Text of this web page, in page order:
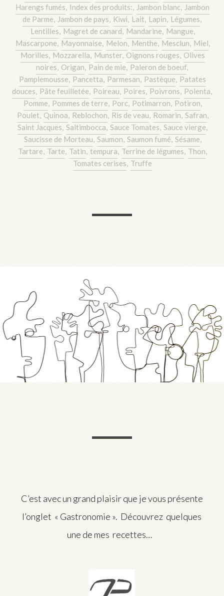
Harengs fumés, Index des produits:, Jambon blanc, Jambon
de Parme, Jambon de pays, Kiwi, Lait, Lapin, Légumes,
Lentilles, Magret de canard, Mandarine, Mangue,
Mascarpone, Mayonnaise, Melon, Menthe, Mesclun, Miel,
Morilles, Mozzarella, Munster, Oignons rouges, Olives
noires, Origan, Pain de mie, Paleron de boeuf,
Pamplemousse, Pancetta, Parmesan, Pastèque, Patates
douces, Pâte feuilletée, Poireau, Poires, Poivrons, Polenta,
Pomme, Pommes de terre, Porc, Potimarron, Potiron,
Poulet, Quinoa, Reblochon, Ris de veau, Romarin, Safran,
Saint Jacques, Saltimbocca, Sauce Tomates, Sauce vierge,
Saucisse de Morteau, Saumon, Saumon fumé, Sésame,
Tartare, Tarte, Tatin, tempura, Terrine de légumes, Thon,
Tomates cerises, Truffe
C’est avec un grand plaisir que je vous présente
l’onglet « Gastronomie ». Découvrez quelques
une de mes recettes…